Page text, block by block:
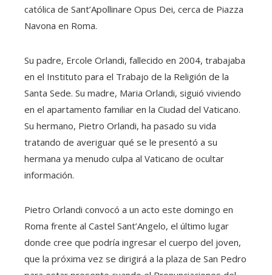
católica de Sant’Apollinare Opus Dei, cerca de Piazza
Navona en Roma.
Su padre, Ercole Orlandi, fallecido en 2004, trabajaba
en el Instituto para el Trabajo de la Religión de la
Santa Sede. Su madre, Maria Orlandi, siguió viviendo
en el apartamento familiar en la Ciudad del Vaticano.
Su hermano, Pietro Orlandi, ha pasado su vida
tratando de averiguar qué se le presentó a su
hermana ya menudo culpa al Vaticano de ocultar
información.
Pietro Orlandi convocó a un acto este domingo en
Roma frente al Castel Sant’Angelo, el último lugar
donde cree que podría ingresar el cuerpo del joven,
que la próxima vez se dirigirá a la plaza de San Pedro